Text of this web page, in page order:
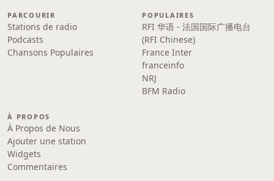
PARCOURIR
Stations de radio
Podcasts
Chansons Populaires
POPULAIRES
RFI 华语 - 法国国际广播电台
(RFI Chinese)
France Inter
franceinfo
NRJ
BFM Radio
À PROPOS
À Propos de Nous
Ajouter une station
Widgets
Commentaires